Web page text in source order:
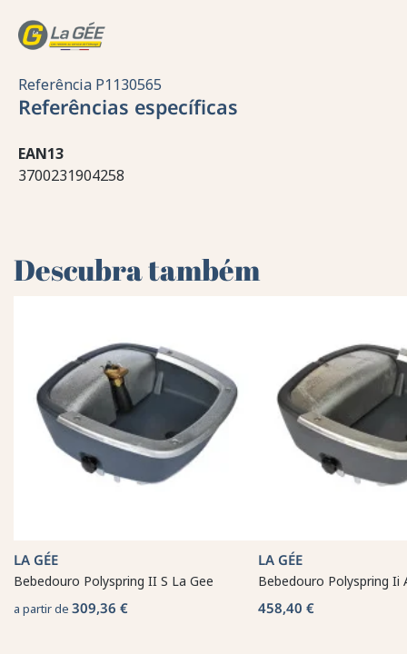
Referência P1130565
Referências específicas
EAN13
3700231904258
Descubra também
LA GÉE
Bebedouro Polyspring II S La Gee
a partir de 309,36 €
LA GÉE
Bebedouro Polyspring Ii
458,40 €